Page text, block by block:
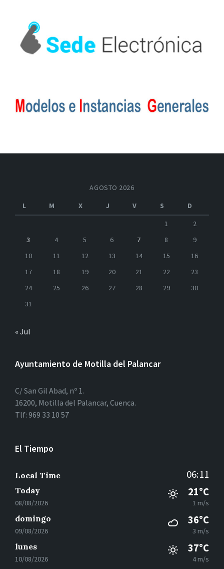
AGOSTO 2026
L
M X J V S
D
1
2
3
4 5 6 7 8
9
10
11 12 13 14 15
16
17
18 19 20 21 22
23
24
25 26 27 28 29
30
31
« Jul
Ayuntamiento de Motilla del Palancar
C/ San Gil Abad, nº 1.
16200, Motilla del Palancar, Cuenca.
Tlf: 969 33 10 57
El Tiempo
Local Time 06:11
Today
08/08/2026
21°C
1 m/s
domingo
09/08/2026
36°C
3 m/s
lunes
10/08/2026
37°C
4 m/s